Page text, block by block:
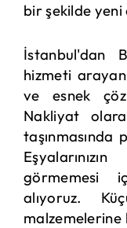
bir şekilde yeni
İstanbul'dan
hizmeti
ve esnek
Nakliyat
taşınmasında
görmemesi
alıyoruz.
malzemelerine